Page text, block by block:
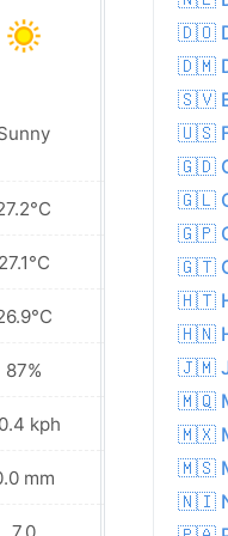
87%
kph
mm
Sunny
27.1°C
27.0°C
26.8°C
88%
48.6 kph
0.0 mm
🇩🇴
🇩🇲
🇸🇻
🇺🇸
🇬🇩
🇬🇱
🇬🇵
🇬🇹
🇭🇹
🇭🇳
🇯🇲
🇲🇶
🇲🇽
🇲🇸
🇳🇮